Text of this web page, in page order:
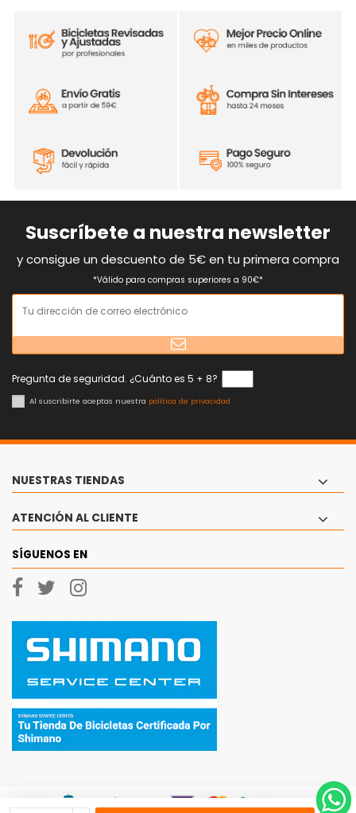
Suscríbete a nuestra newsletter
y consigue un descuento de 5€ en tu primera compra
*Válido para compras superiores a 90€*
Pregunta de seguridad. ¿Cuánto es 5 + 8?
Al suscribirte aceptas nuestra política de privacidad
NUESTRAS TIENDAS
ATENCIÓN AL CLIENTE
SÍGUENOS EN